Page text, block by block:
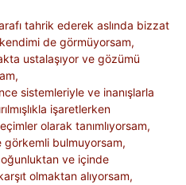
tahrik ederek aslında bizzat
de görmüyorsam,
ustalaşıyor ve gözümü
sistemleriyle ve inanışlarla
işaretlerken
olarak tanımlıyorsam,
bulmuyorsam,
ve içinde
olmaktan alıyorsam,